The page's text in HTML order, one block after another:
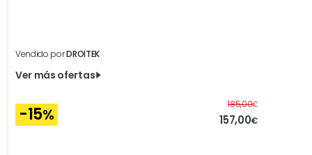
Vendido porDROITEK
Ver más ofertas
-15%
185,00€Antes
157,00€